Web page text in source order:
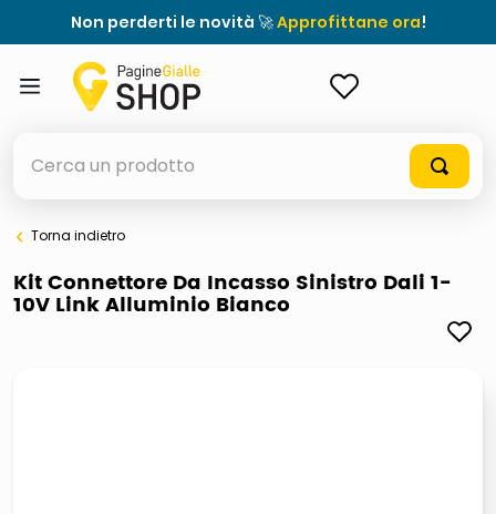
Non perderti le novità 🚀Approfittane ora!
elenchi telefonici
orologio parete
Torna indietro
Kit Connettore Da Incasso Sinistro Dali 1-
10V Link Alluminio Bianco